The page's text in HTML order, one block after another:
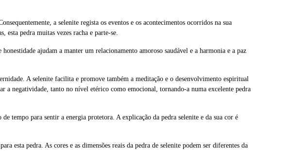
a selenite regista os eventos e os acontecimentos ocorridos na sua
esta pedra muitas vezes racha e parte-se.
ajudam a manter um relacionamento amoroso saudável e a harmonia e a paz
A selenite facilita e promove também a meditação e o desenvolvimento espiritual
a negatividade, tanto no nível etérico como emocional, tornando-a numa excelente pedra
tempo para sentir a energia protetora. A explicação da pedra selenite e da sua cor é
esta pedra. As cores e as dimensões reais da pedra de selenite podem ser diferentes da